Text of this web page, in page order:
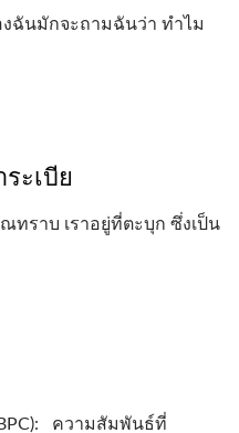
ฉันมักจะถามฉันว่า ทำไม
ะเบีย
ทราบ เราอยู่ที่ตะบุก ซึ่งเป็น
ความสัมพันธ์ที่